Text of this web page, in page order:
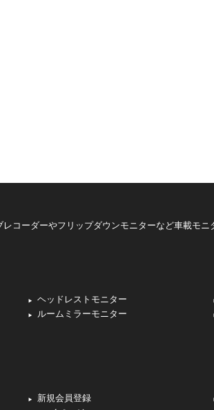
コーダーやフリップダウンモニターなど車載モニ
ヘッドレストモニター
ルームミラーモニター
新規会員登録